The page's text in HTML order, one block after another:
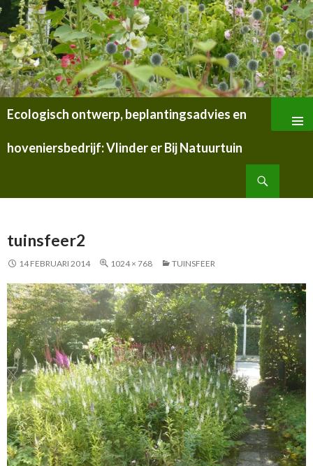
Ecologisch ontwerp, beplantingsadvies en
hoveniersbedrijf: Vlinder er Bij Natuurtuin
NAAR
INHOUD
tuinsfeer2
14 FEBRUARI 2014 1024 × 768 TUINSFEER